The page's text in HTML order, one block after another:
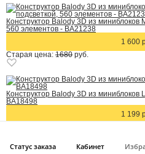
Статус заказа Кабинет
Конструктор Balody 3D из
560 элементов - BA21238
1 600
Старая цена: 1680 руб.
Конструктор Balody 3D из
BA18498
1 199